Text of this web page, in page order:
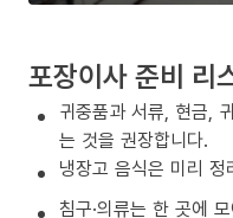
포장이사 준비 리
귀중품과 서류, 현금,
는 것을 권장합니다.
냉장고 음식은 미리 정
침구·의류는 한 곳에